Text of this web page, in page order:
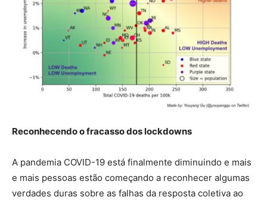
Reconhecendo o fracasso dos lockdowns
A pandemia COVID-19 está finalmente diminuindo e mais
e mais pessoas estão começando a reconhecer algumas
verdades duras sobre as falhas da resposta coletiva ao